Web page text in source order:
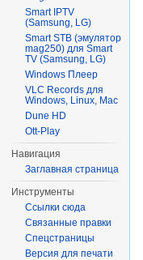
Smart IPTV
(Samsung, LG)
Smart STB (эмулятор
mag250) для Smart
TV (Samsung, LG)
Windows Плеер
VLC Records для
Windows, Linux, Mac
Dune HD
Ott-Play
Навигация
Заглавная страница
Инструменты
Ссылки сюда
Связанные правки
Спецстраницы
Версия для печати